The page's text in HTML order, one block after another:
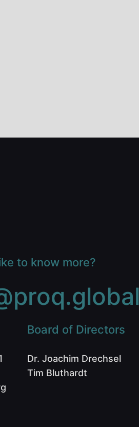
to know more?
Board of Directors
Dr. Joachim Drechsel
Tim Bluthardt